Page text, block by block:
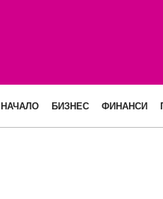
НАЧАЛО БИЗНЕС ФИНАНСИ